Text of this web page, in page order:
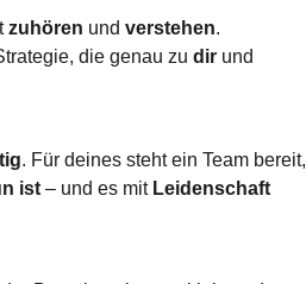
zuhören und verstehen.
die genau zu dir und
. Für deines steht ein Team bereit,
ist – und es mit Leidenschaft